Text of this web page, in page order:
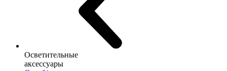
Осветительные
аксессуары